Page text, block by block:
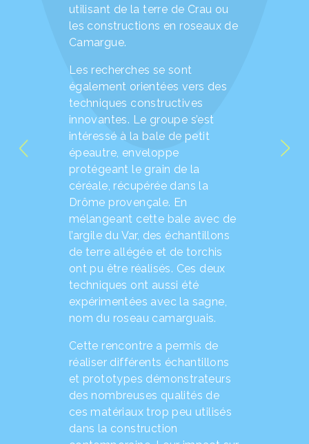
utilisant de la terre de Crau ou
les constructions en roseaux de
Camargue.
Les recherches se sont
également orientées vers des
techniques constructives
innovantes. Le groupe s’est
intéressé à la bale de petit
épeautre, enveloppe
protégeant le grain de la
céréale, récupérée dans la
Drôme provençale. En
mélangeant cette bale avec de
l’argile du Var, des échantillons
de terre allégée et de torchis
ont pu être réalisés. Ces deux
techniques ont aussi été
expérimentées avec la sagne,
nom du roseau camarguais.
Cette rencontre a permis de
réaliser différents échantillons
et prototypes démonstrateurs
des nombreuses qualités de
ces matériaux trop peu utilisés
dans la construction